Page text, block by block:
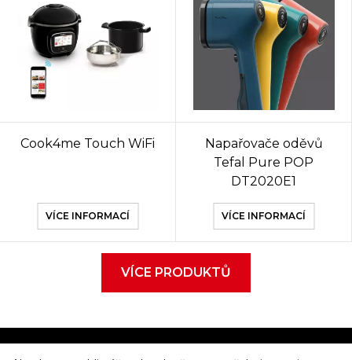
Cook4me Touch WiFi
VÍCE INFORMACÍ
Napařovače oděvů
Tefal Pure POP
DT2020E1
VÍCE INFORMACÍ
VÍCE PRODUKTŮ